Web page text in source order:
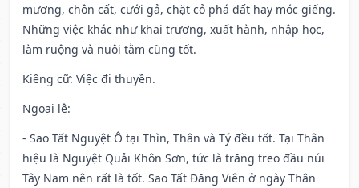
mương, chôn cất, cưới gả, chặt cỏ phá đất hay móc giếng.
Những việc khác như khai trương, xuất hành, nhập học,
làm ruộng và nuôi tằm cũng tốt.
Kiêng cữ: Việc đi thuyền.
Ngoại lệ:
- Sao Tất Nguyệt Ô tại Thìn, Thân và Tý đều tốt. Tại Thân
hiệu là Nguyệt Quải Khôn Sơn, tức là trăng treo đầu núi
Tây Nam nên rất là tốt. Sao Tất Đăng Viên ở ngày Thân